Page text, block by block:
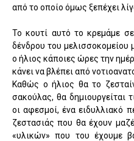
από το οποίο όμως ξεπέχει
Το κουτί αυτό το κρεμάμε
δένδρου του μελισσοκομείου
ο ήλιος κάποιες ώρες την
κάνει να βλέπει από
Καθώς ο ήλιος θα το
σακούλας, θα δημιουργείται
οι αφεσμοί, ένα ειδυλλιακό
ζεστασιάς που θα έχουν
«υλικών» που του έχουμε